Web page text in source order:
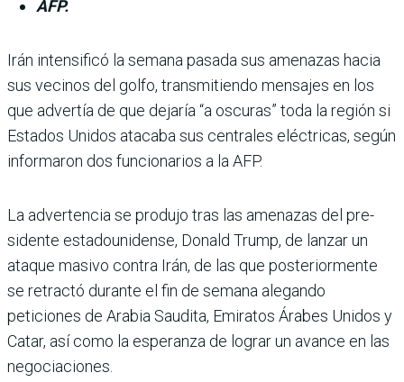
AFP.
Irán intensificó la semana pasada sus amenazas hacia
sus vecinos del golfo, transmitiendo mensa­jes en los
que advertía de que dejaría “a oscuras” toda la región si
Estados Unidos ata­caba sus centrales eléctricas, según
informaron dos funcio­narios a la AFP.
La advertencia se produjo tras las amenazas del pre­
sidente estadounidense, Donald Trump, de lanzar un
ataque masivo contra Irán, de las que posteriormente
se retractó durante el fin de semana alegando
peticiones de Arabia Saudita, Emiratos Árabes Unidos y
Catar, así como la esperanza de lograr un avance en las
negociacio­nes.